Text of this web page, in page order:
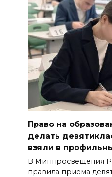
Право на
делать
взяли в
В Минпросвещения
правила приема